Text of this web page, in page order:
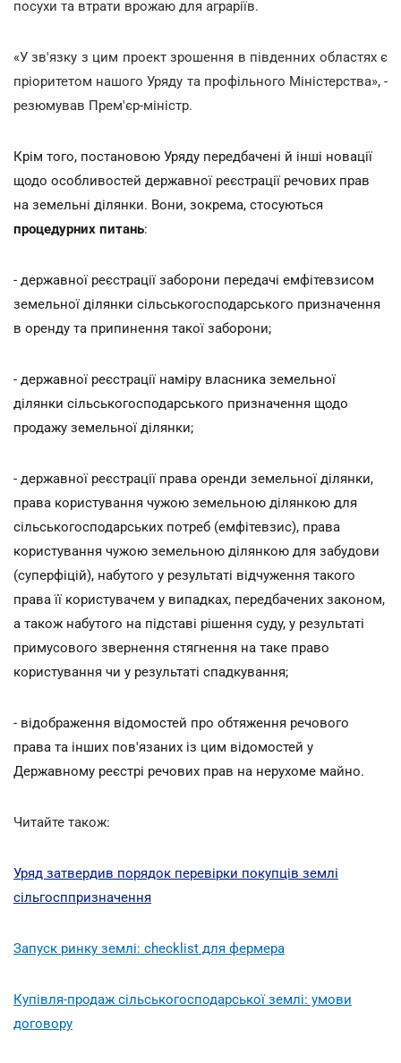
посухи та втрати врожаю для аграріїв.
«У зв'язку з цим проект зрошення в південних областях є
пріоритетом нашого Уряду та профільного Міністерства», -
резюмував Прем'єр-міністр.
Крім того, постановою Уряду передбачені й інші новації
щодо особливостей державної реєстрації речових прав
на земельні ділянки. Вони, зокрема, стосуються
процедурних питань:
- державної реєстрації заборони передачі емфітевзисом
земельної ділянки сільськогосподарського призначення
в оренду та припинення такої заборони;
- державної реєстрації наміру власника земельної
ділянки сільськогосподарського призначення щодо
продажу земельної ділянки;
- державної реєстрації права оренди земельної ділянки,
права користування чужою земельною ділянкою для
сільськогосподарських потреб (емфітевзис), права
користування чужою земельною ділянкою для забудови
(суперфіцій), набутого у результаті відчуження такого
права її користувачем у випадках, передбачених законом,
а також набутого на підставі рішення суду, у результаті
примусового звернення стягнення на таке право
користування чи у результаті спадкування;
- відображення відомостей про обтяження речового
права та інших пов'язаних із цим відомостей у
Державному реєстрі речових прав на нерухоме майно.
Читайте також:
Уряд затвердив порядок перевірки покупців землі
сільгосппризначення
Запуск ринку землі: checklist для фермера
Купівля-продаж сільськогосподарської землі: умови
договору